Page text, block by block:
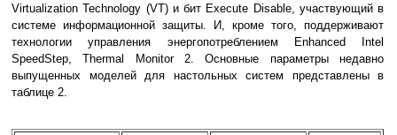
Virtualization Technology (VT) и бит Execute Disable, участвующий в
системе информационной защиты. И, кроме того, поддерживают
технологии управления энергопотреблением Enhanced Intel
SpeedStep, Thermal Monitor 2. Основные параметры недавно
выпущенных моделей для настольных систем представлены в
таблице 2.